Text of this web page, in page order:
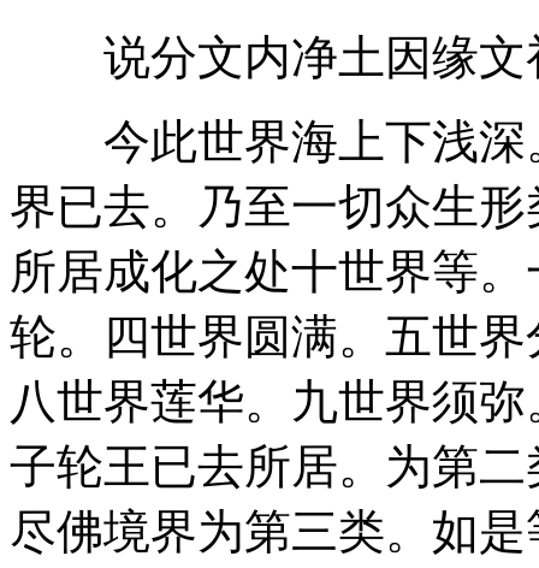
说分文内净土因缘文
今此世界海上下浅深
界已去。乃至一切众生
所居成化之处十世界等
轮。四世界圆满。五世
八世界莲华。九世界须
子轮王已去所居。为第
尽佛境界为第三类。如